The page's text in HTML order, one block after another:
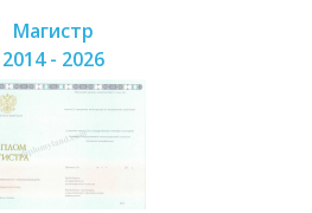
Магистр
2014 - 2026